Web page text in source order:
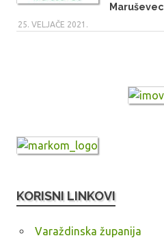
Maruševec
25. VELJAČE 2021.
KORISNI LINKOVI
Varaždinska županija